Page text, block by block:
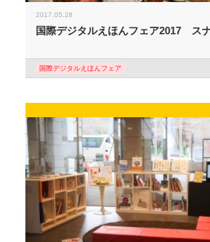
2017.05.28
国際デジタルえほんフェア2017 ス
国際デジタルえほんフェア